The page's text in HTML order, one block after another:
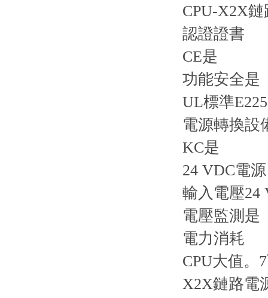
CPU-X2X
認證證書
CE是
功能安全是
UL標準
電源轉換設
KC是
24 VDC電源
輸入電壓24
電壓監測是
電力消耗
CPU大值。
X2X鏈路電